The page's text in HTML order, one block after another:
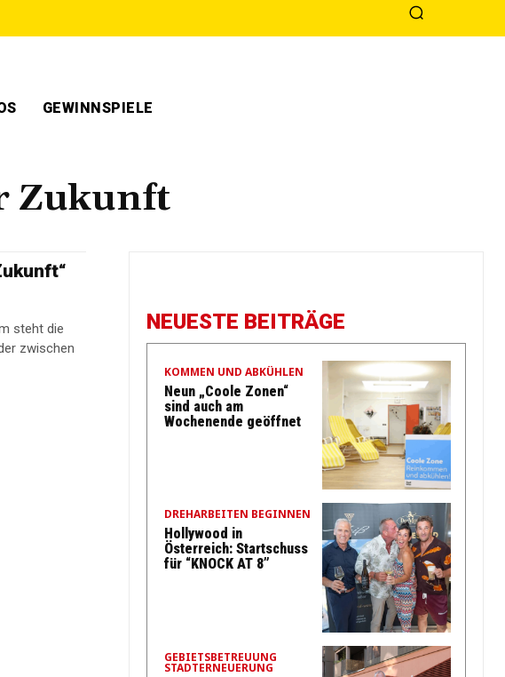
GEWINNSPIELE
Zukunft
steht die
zwischen
NEUESTE BEITRÄGE
KOMMEN UND ABKÜHLEN
Neun „Coole Zonen“
sind auch am
Wochenende geöffnet
DREHARBEITEN BEGINNEN
Hollywood in
Österreich: Startschuss
für “KNOCK AT 8”
GEBIETSBETREUUNG
STADTERNEUERUNG